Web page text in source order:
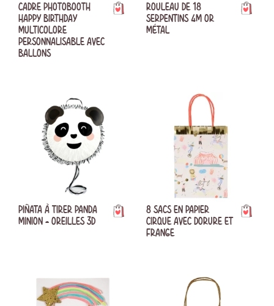
CADRE PHOTOBOOTH
HAPPY BIRTHDAY
MULTICOLORE
PERSONNALISABLE AVEC
BALLONS
ROULEAU DE 18
SERPENTINS 4M OR
MÉTAL
PIÑATA À TIRER PANDA
MINION - OREILLES 3D
8 SACS EN PAPIER
CIRQUE AVEC DORURE ET
FRANGE